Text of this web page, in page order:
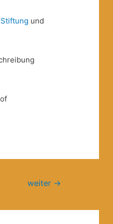
und
weiter →